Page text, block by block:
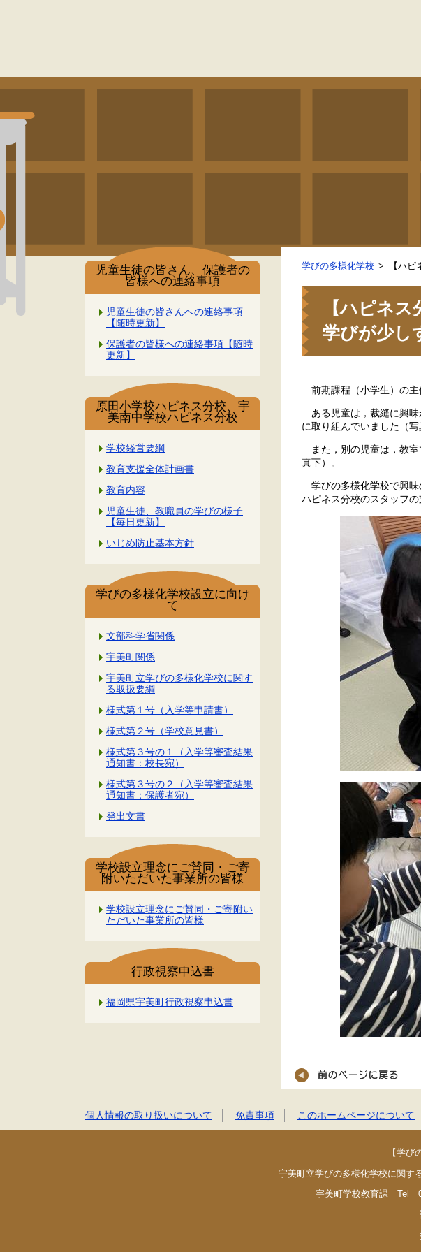
児童生徒の皆さん、保護者の
皆様への連絡事項
児童生徒の皆さんへの連絡事項
【随時更新】
保護者の皆様への連絡事項【随時
更新】
原田小学校ハピネス分校、宇
美南中学校ハピネス分校
学校経営要綱
教育支援全体計画書
教育内容
児童生徒、教職員の学びの様子
【毎日更新】
いじめ防止基本方針
学びの多様化学校設立に向け
て
文部科学省関係
宇美町関係
宇美町立学びの多様化学校に関す
る取扱要綱
様式第１号（入学等申請書）
様式第２号（学校意見書）
様式第３号の１（入学等審査結果
通知書：校長宛）
様式第３号の２（入学等審査結果
通知書：保護者宛）
発出文書
学校設立理念にご賛同・ご寄
附いただいた事業所の皆様
学校設立理念にご賛同・ご寄附い
ただいた事業所の皆様
行政視察申込書
福岡県宇美町行政視察申込書
学びの多様化学校 【ハ
【ハピネ
学びが少し
前期課程（小学生）の主
ある児童は，裁縫に興味
に取り組んでいました（写
また，別の児童は，教室
真下）。
学びの多様化学校で興味
ハピネス分校のスタッフ
個人情報の取り扱いについて 免責事項 このホームページについて
【学び
宇美町立学びの多様化学校に関す
宇美町学校教育課 Tel